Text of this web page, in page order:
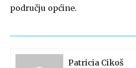
području općine.
Patricia Cikoš